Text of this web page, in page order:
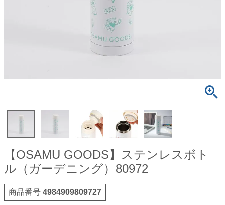
【OSAMU GOODS】ステンレスボト
ル（ガーデニング）80972
商品番号 4984909809727